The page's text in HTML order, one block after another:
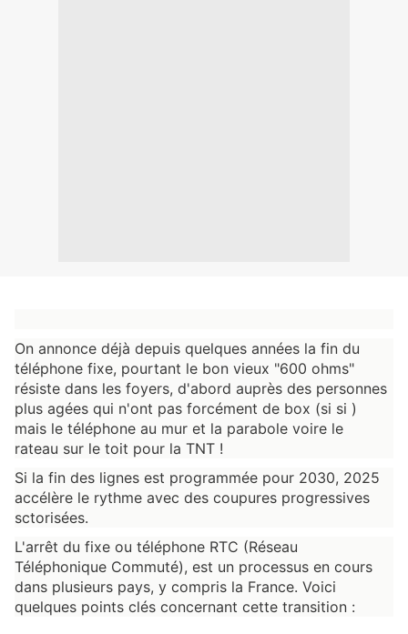
On annonce déjà depuis quelques années la fin du
téléphone fixe, pourtant le bon vieux "600 ohms"
résiste dans les foyers, d'abord auprès des personnes
plus agées qui n'ont pas forcément de box (si si )
mais le téléphone au mur et la parabole voire le
rateau sur le toit pour la TNT !
Si la fin des lignes est programmée pour 2030, 2025
accélère le rythme avec des coupures progressives
sctorisées.
L'arrêt du fixe ou téléphone RTC (Réseau
Téléphonique Commuté), est un processus en cours
dans plusieurs pays, y compris la France. Voici
quelques points clés concernant cette transition :